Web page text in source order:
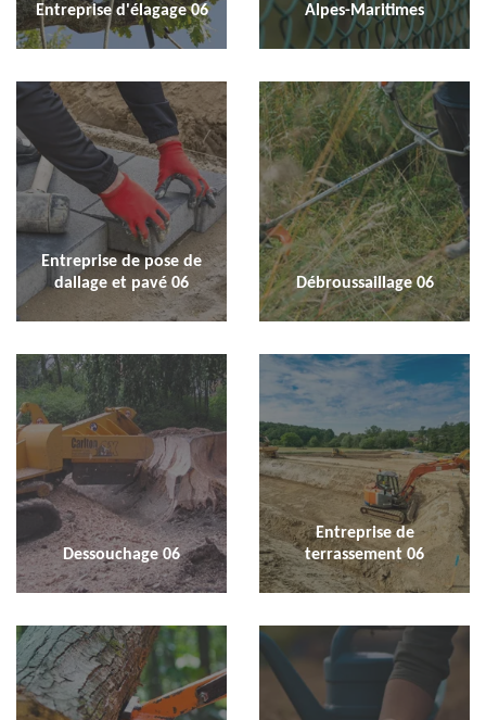
Entreprise d'élagage 06
Alpes-Maritimes
Entreprise de pose de
dallage et pavé 06
Débroussaillage 06
Dessouchage 06
Entreprise de
terrassement 06